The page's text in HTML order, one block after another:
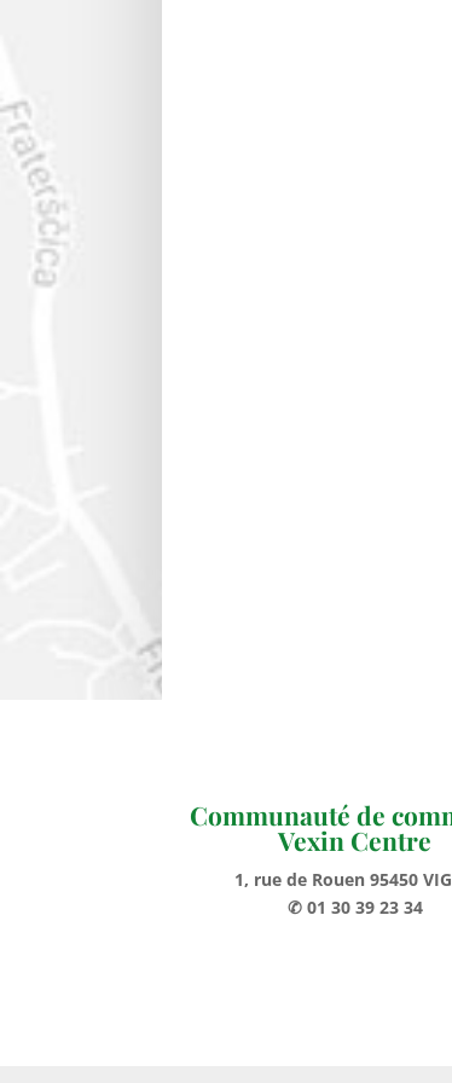
Communauté de
Vexin Centre
1, rue de Rouen 95450
✆ 01 30 39 23 34